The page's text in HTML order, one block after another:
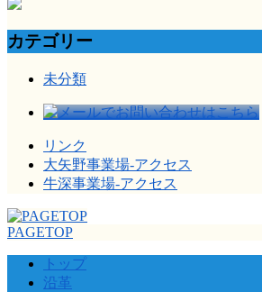
カテゴリー
未分類
リンク
大矢野事業場-アクセス
牛深事業場-アクセス
PAGETOP
トップ
沿革